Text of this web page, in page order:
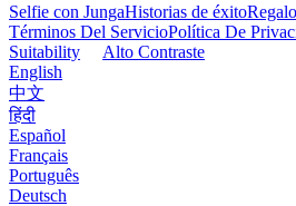
Selfie con JungaHistorias de éxito
Términos Del ServicioPolítica De
Suitability
Alto Contraste
English
中文
हिंदी
Español
Français
Português
Deutsch